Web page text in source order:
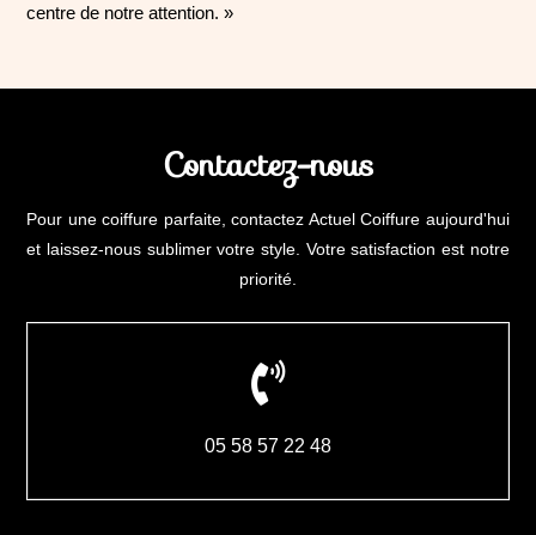
centre de notre attention. »
Contactez-nous
Pour une coiffure parfaite, contactez Actuel Coiffure aujourd'hui
et laissez-nous sublimer votre style. Votre satisfaction est notre
priorité.

05 58 57 22 48